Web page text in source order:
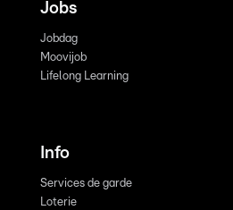
Jobs
Jobdag
Moovijob
Lifelong Learning
Info
Services de garde
Loterie